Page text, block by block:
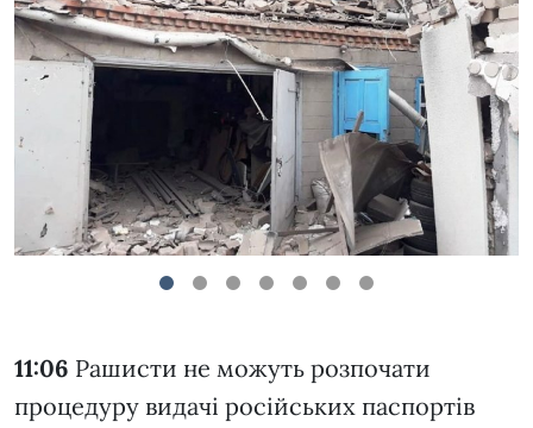
11:06 Рашисти не можуть розпочати
процедуру видачі російських паспортів